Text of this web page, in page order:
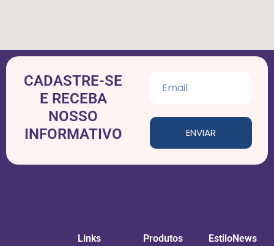
CADASTRE-SE
E RECEBA
NOSSO
INFORMATIVO
ENVIAR
Links Produtos EstiloNews